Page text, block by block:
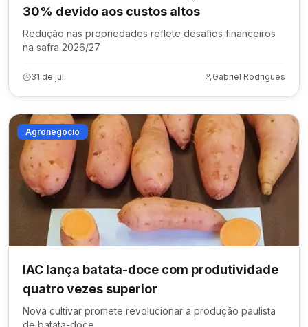
30% devido aos custos altos
Redução nas propriedades reflete desafios financeiros
na safra 2026/27
31 de jul. Gabriel Rodrigues
Agronegócio
IAC lança batata-doce com produtividade
quatro vezes superior
Nova cultivar promete revolucionar a produção paulista
de batata-doce